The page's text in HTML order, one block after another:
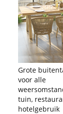
Grote
voor alle
tuin,
hotelgebruik